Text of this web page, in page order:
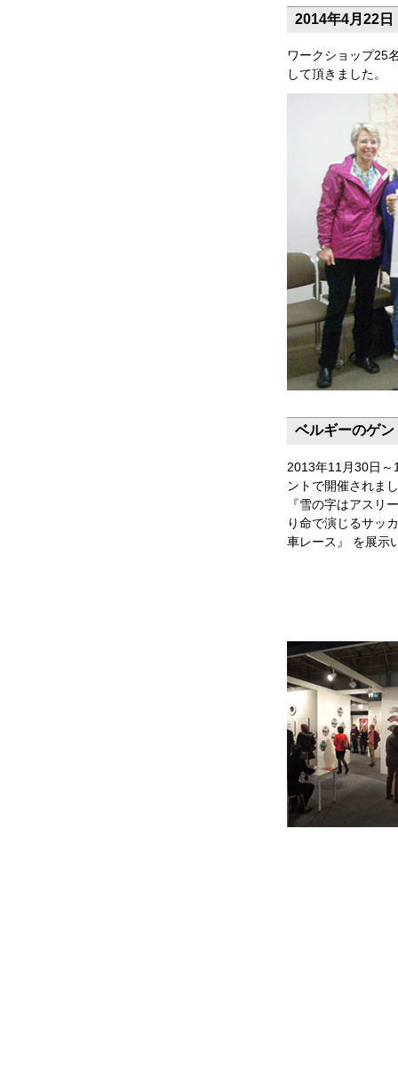
2014年4月22日
ワークショップ25
して頂きました。
ベルギーのゲ
2013年11月30日～
ントで開催されま
『雪の字はアスリ
り命で演じるサッ
車レース』 を展示